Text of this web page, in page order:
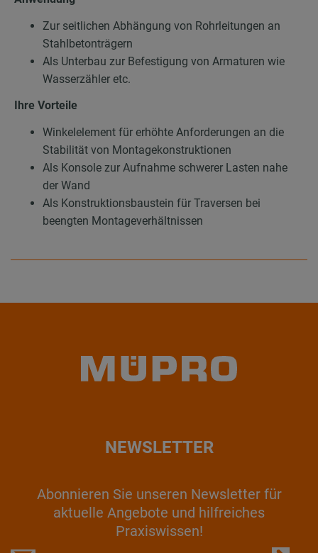
Zur seitlichen Abhängung von Rohrleitungen an
Stahlbetonträgern
Als Unterbau zur Befestigung von Armaturen wie
Wasserzähler etc.
Ihre Vorteile
Winkelelement für erhöhte Anforderungen an die
Stabilität von Montagekonstruktionen
Als Konsole zur Aufnahme schwerer Lasten nahe
der Wand
Als Konstruktionsbaustein für Traversen bei
beengten Montageverhältnissen
NEWSLETTER
Abonnieren Sie unseren Newsletter für
aktuelle Angebote und hilfreiches
Praxiswissen!